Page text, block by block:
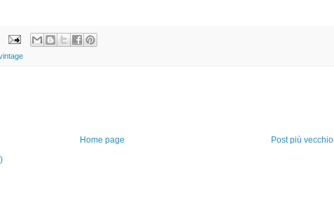
Post più vecchio
Home page